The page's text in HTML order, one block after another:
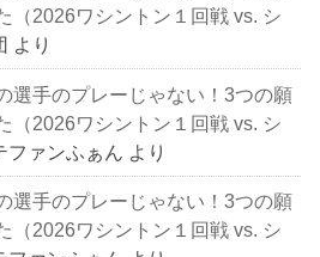
（2026ワシントン１回戦 vs. シ
より
選手のプレーじゃない！3つの願
（2026ワシントン１回戦 vs. シ
ファンふぁん より
選手のプレーじゃない！3つの願
（2026ワシントン１回戦 vs. シ